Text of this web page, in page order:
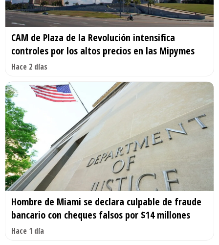
CAM de Plaza de la Revolución intensifica
controles por los altos precios en las Mipymes
Hace 2 días
Hombre de Miami se declara culpable de fraude
bancario con cheques falsos por $14 millones
Hace 1 día